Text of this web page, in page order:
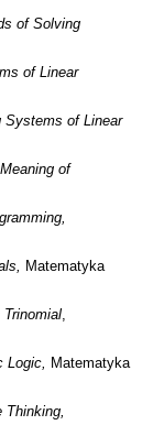
of Solving
of Linear
Systems of Linear
of
Matematyka
,
Logic, Matematyka
Thinking,